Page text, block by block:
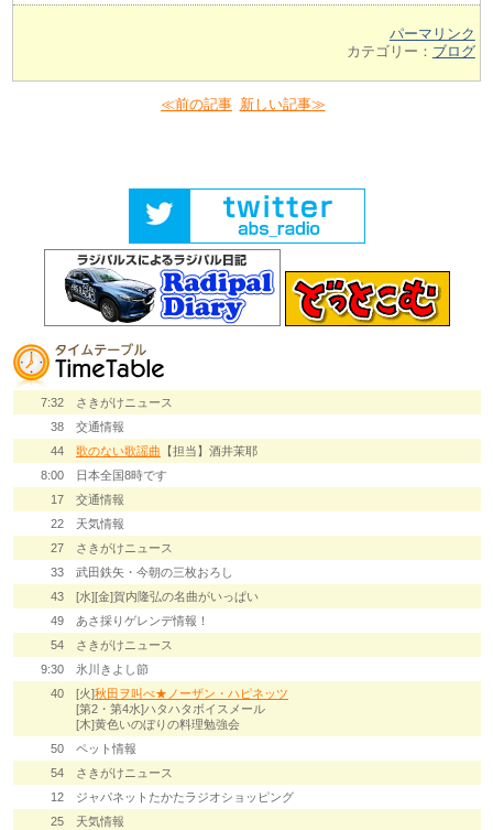
パーマリンク
カテゴリー： ブログ
≪前の記事 新しい記事≫
7:32
さきがけニュース
38
交通情報
44
歌のない歌謡曲 【担当】酒井茉耶
8:00
日本全国8時です
17
交通情報
22
天気情報
27
さきがけニュース
33
武田鉄矢・今朝の三枚おろし
43
[水][金]賀内隆弘の名曲がいっぱい
49
あさ採りゲレンデ情報！
54
さきがけニュース
9:30
氷川きよし節
40
[火]秋田ヲ叫べ★ノーザン・ハピネッツ
[第2・第4水]ハタハタボイスメール
[木]黄色いのぼりの料理勉強会
50
ペット情報
54
さきがけニュース
12
ジャパネットたかたラジオショッピング
25
天気情報